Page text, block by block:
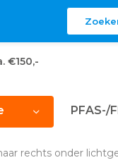
€150,-
PFAS-/
rechts onder